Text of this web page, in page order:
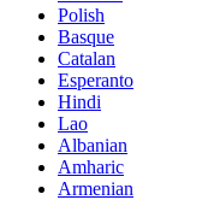
Polish
Basque
Catalan
Esperanto
Hindi
Lao
Albanian
Amharic
Armenian